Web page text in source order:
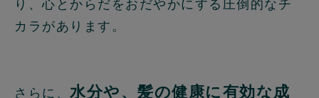
り、心とからだをおだやかにする圧倒的なチ
カラがあります。
さらに、 水分や、髪の健康に有効な成